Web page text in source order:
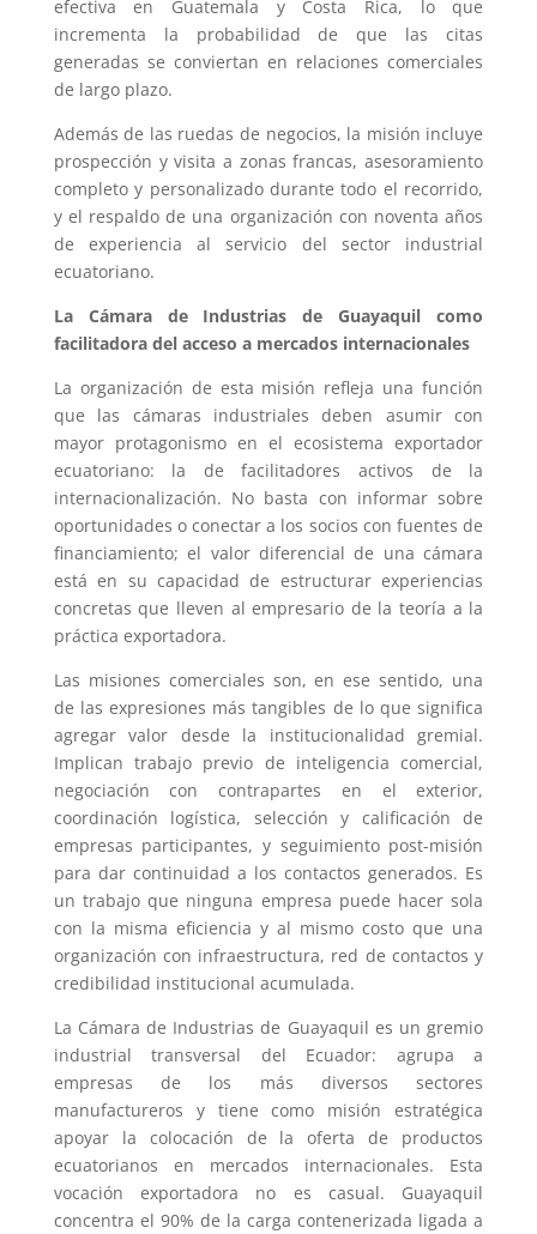
efectiva en Guatemala y Costa Rica, lo que
incrementa la probabilidad de que las citas
generadas se conviertan en relaciones comerciales
de largo plazo.
Además de las ruedas de negocios, la misión incluye
prospección y visita a zonas francas, asesoramiento
completo y personalizado durante todo el recorrido,
y el respaldo de una organización con noventa años
de experiencia al servicio del sector industrial
ecuatoriano.
La Cámara de Industrias de Guayaquil como
facilitadora del acceso a mercados internacionales
La organización de esta misión refleja una función
que las cámaras industriales deben asumir con
mayor protagonismo en el ecosistema exportador
ecuatoriano: la de facilitadores activos de la
internacionalización. No basta con informar sobre
oportunidades o conectar a los socios con fuentes de
financiamiento; el valor diferencial de una cámara
está en su capacidad de estructurar experiencias
concretas que lleven al empresario de la teoría a la
práctica exportadora.
Las misiones comerciales son, en ese sentido, una
de las expresiones más tangibles de lo que significa
agregar valor desde la institucionalidad gremial.
Implican trabajo previo de inteligencia comercial,
negociación con contrapartes en el exterior,
coordinación logística, selección y calificación de
empresas participantes, y seguimiento post-misión
para dar continuidad a los contactos generados. Es
un trabajo que ninguna empresa puede hacer sola
con la misma eficiencia y al mismo costo que una
organización con infraestructura, red de contactos y
credibilidad institucional acumulada.
La Cámara de Industrias de Guayaquil es un gremio
industrial transversal del Ecuador: agrupa a
empresas de los más diversos sectores
manufactureros y tiene como misión estratégica
apoyar la colocación de la oferta de productos
ecuatorianos en mercados internacionales. Esta
vocación exportadora no es casual. Guayaquil
concentra el 90% de la carga contenerizada ligada a